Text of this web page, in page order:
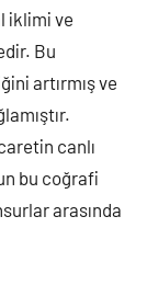
iklimi ve
Bu
artırmış ve
canlı
bu coğrafi
arasında